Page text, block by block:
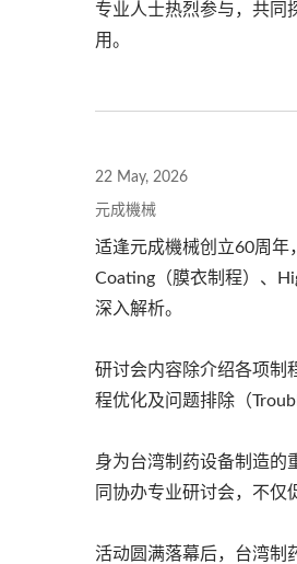
专业人士热烈参与，共同
用。
22 May, 2026
元成機械
适逢元成機械创立60周年
Coating（膜衣制程）、
深入解析。
研讨会内容除介绍各项制
程优化及问题排除（
身为台湾制药设备制造的
同协办专业研讨会，不仅
活动圆满落幕后，台湾制